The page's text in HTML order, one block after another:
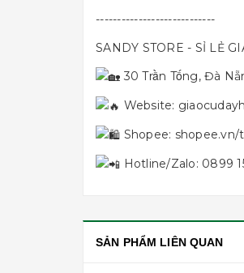
----------------------------
SANDY STORE - SỈ LẺ
30 Trần Tống, Đà
Website:
Shopee: shopee.vn/
Hotline/Zalo: 0899
SẢN PHẨM LIÊN QUAN